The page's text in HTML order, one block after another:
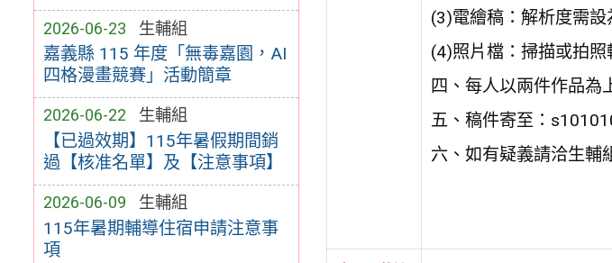
2026-06-23 生輔組
嘉義縣 115 年度「無毒嘉園，AI
四格漫畫競賽」活動簡章
2026-06-22 生輔組
【已過效期】115年暑假期間銷
過【核准名單】及【注意事項】
2026-06-09 生輔組
115年暑期輔導住宿申請注意事
項
(3)電繪稿：解析度需設
(4)照片檔：掃描或拍照
四、每人以兩件作品為
五、稿件寄至：
六、如有疑義請洽生輔